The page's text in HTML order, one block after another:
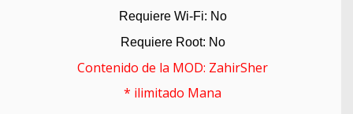
Requiere Wi-Fi: No
Requiere Root: No
Contenido de la MOD: ZahirSher
* ilimitado Mana